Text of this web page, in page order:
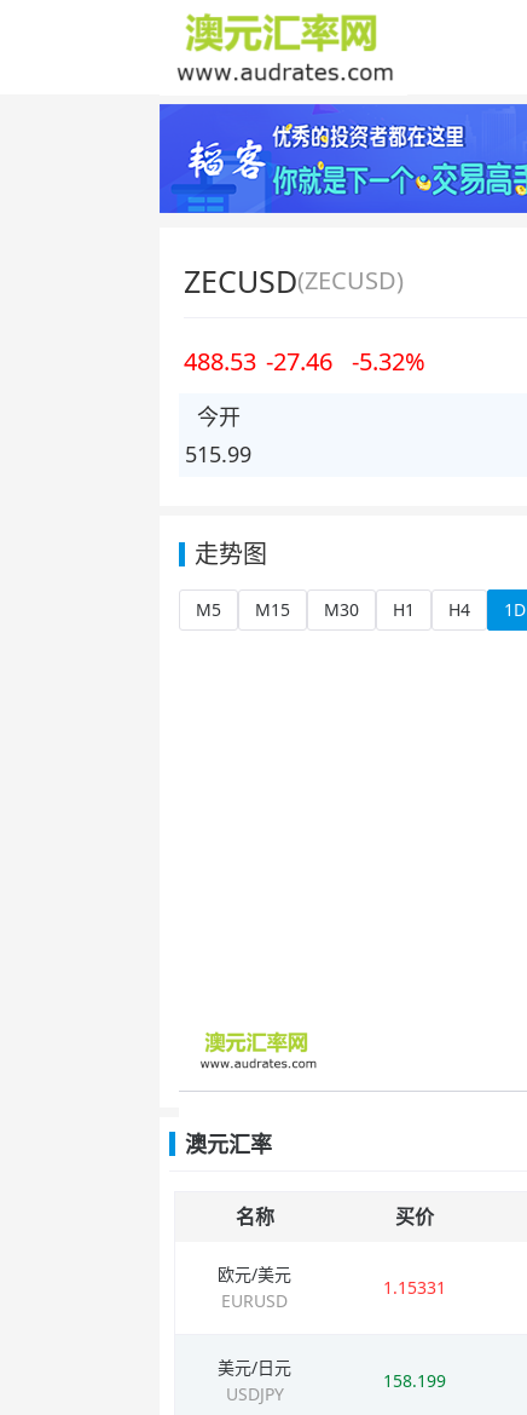
ZECUSD(ZECUSD)
488.53 -27.46 -5.32%
今开
515.99
走势图
M5 M15 M30 H1 H4 1D
澳元汇率
名称 买价
欧元/美元
EURUSD
1.15331
美元/日元
USDJPY
158.199